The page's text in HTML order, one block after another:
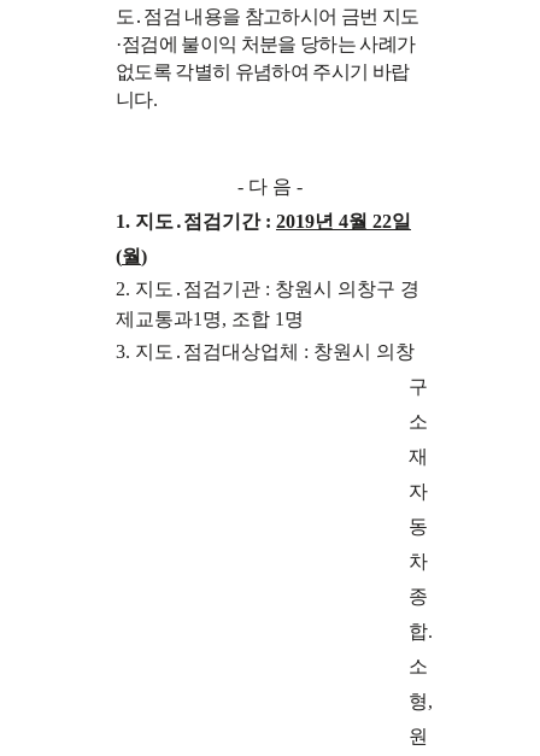
도 ․ 점검 내용을 참고하시어 금번 지도
·점검에 불이익 처분을 당하는 사례가
없도록 각별히 유념하여 주시기 바랍
니다.
- 다 음 -
1. 지도 ․점검기간 : 2019년 4월 22일
(월)
2. 지도 ․ 점검기관 : 창원시 의창구 경
제교통과1 명, 조합 1 명
3. 지도 ․ 점검대상업체 : 창원시 의창
구
소
재
자
동
차
종
합.
소
형,
원